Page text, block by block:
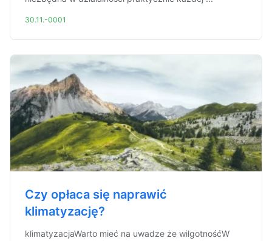
30.11.-0001
Czy opłaca się naprawić
klimatyzację?
klimatyzacjaWarto mieć na uwadze że wilgotnośćW